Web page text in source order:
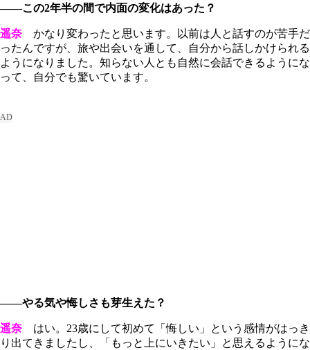
――この2年半の間で内面の変化はあった？
遥奈 かなり変わったと思います。以前は人と話すのが苦手だ
ったんですが、旅や出会いを通して、自分から話しかけられる
ようになりました。知らない人とも自然に会話できるようにな
って、自分でも驚いています。
――やる気や悔しさも芽生えた？
遥奈 はい。23歳にして初めて「悔しい」という感情がはっき
り出てきましたし、「もっと上にいきたい」と思えるようにな